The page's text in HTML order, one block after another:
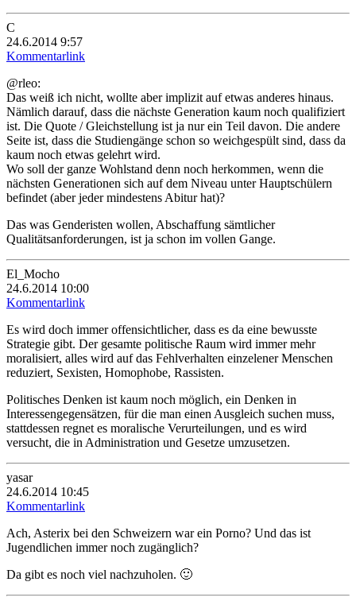
C
24.6.2014 9:57
Kommentarlink
@rleo:
Das weiß ich nicht, wollte aber implizit auf etwas anderes hinaus.
Nämlich darauf, dass die nächste Generation kaum noch qualifiziert
ist. Die Quote / Gleichstellung ist ja nur ein Teil davon. Die andere
Seite ist, dass die Studiengänge schon so weichgespült sind, dass da
kaum noch etwas gelehrt wird.
Wo soll der ganze Wohlstand denn noch herkommen, wenn die
nächsten Generationen sich auf dem Niveau unter Hauptschülern
befindet (aber jeder mindestens Abitur hat)?
Das was Genderisten wollen, Abschaffung sämtlicher
Qualitätsanforderungen, ist ja schon im vollen Gange.
El_Mocho
24.6.2014 10:00
Kommentarlink
Es wird doch immer offensichtlicher, dass es da eine bewusste
Strategie gibt. Der gesamte politische Raum wird immer mehr
moralisiert, alles wird auf das Fehlverhalten einzelener Menschen
reduziert, Sexisten, Homophobe, Rassisten.
Politisches Denken ist kaum noch möglich, ein Denken in
Interessengegensätzen, für die man einen Ausgleich suchen muss,
stattdessen regnet es moralische Verurteilungen, und es wird
versucht, die in Administration und Gesetze umzusetzen.
yasar
24.6.2014 10:45
Kommentarlink
Ach, Asterix bei den Schweizern war ein Porno? Und das ist
Jugendlichen immer noch zugänglich?
Da gibt es noch viel nachzuholen. 🙂